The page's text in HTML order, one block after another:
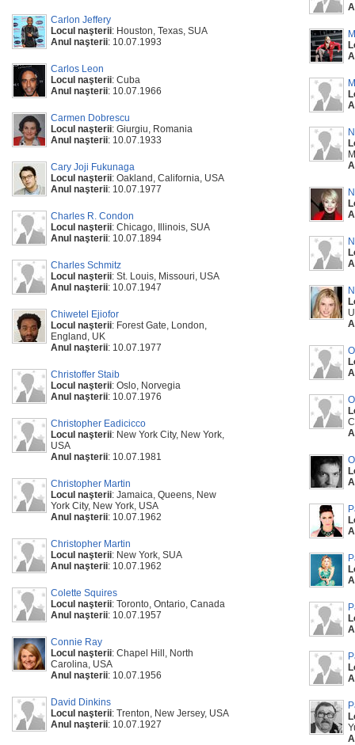
Carlon Jeffery
Locul naşterii: Houston, Texas, SUA
Anul naşterii: 10.07.1993
Carlos Leon
Locul naşterii: Cuba
Anul naşterii: 10.07.1966
Carmen Dobrescu
Locul naşterii: Giurgiu, Romania
Anul naşterii: 10.07.1933
Cary Joji Fukunaga
Locul naşterii: Oakland, California, USA
Anul naşterii: 10.07.1977
Charles R. Condon
Locul naşterii: Chicago, Illinois, SUA
Anul naşterii: 10.07.1894
Charles Schmitz
Locul naşterii: St. Louis, Missouri, USA
Anul naşterii: 10.07.1947
Chiwetel Ejiofor
Locul naşterii: Forest Gate, London,
England, UK
Anul naşterii: 10.07.1977
Christoffer Staib
Locul naşterii: Oslo, Norvegia
Anul naşterii: 10.07.1976
Christopher Eadicicco
Locul naşterii: New York City, New York,
USA
Anul naşterii: 10.07.1981
Christopher Martin
Locul naşterii: Jamaica, Queens, New
York City, New York, USA
Anul naşterii: 10.07.1962
Christopher Martin
Locul naşterii: New York, SUA
Anul naşterii: 10.07.1962
Colette Squires
Locul naşterii: Toronto, Ontario, Canada
Anul naşterii: 10.07.1957
Connie Ray
Locul naşterii: Chapel Hill, North
Carolina, USA
Anul naşterii: 10.07.1956
David Dinkins
Locul naşterii: Trenton, New Jersey, USA
Anul naşterii: 10.07.1927